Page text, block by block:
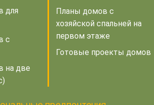
для
с
на две
Планы домов с
хозяйской спальней на
первом этаже
Готовые проекты домов